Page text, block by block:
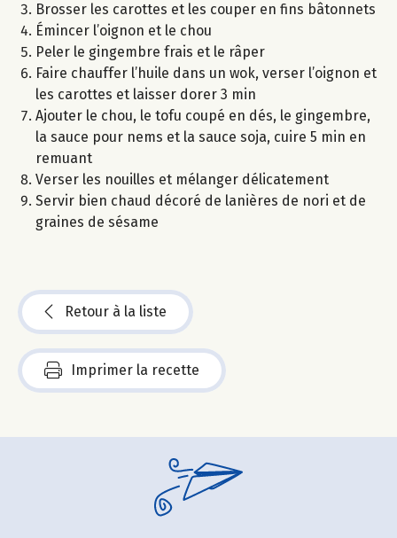
Brosser les carottes et les couper en fins bâtonnets
Émincer l’oignon et le chou
Peler le gingembre frais et le râper
Faire chauffer l’huile dans un wok, verser l’oignon et
les carottes et laisser dorer 3 min
Ajouter le chou, le tofu coupé en dés, le gingembre,
la sauce pour nems et la sauce soja, cuire 5 min en
remuant
Verser les nouilles et mélanger délicatement
Servir bien chaud décoré de lanières de nori et de
graines de sésame
Retour à la liste
Imprimer la recette